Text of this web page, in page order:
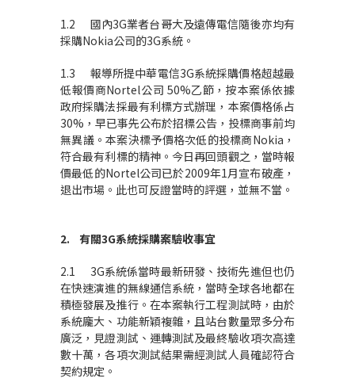
1.2 國內3G業者台哥大及遠傳電信隨後亦均有
採購Nokia公司的3G系統。
1.3 報導所提中華電信3G系統採購價格超越最
低報價商Nortel公司 50%乙節，按本案係依據
政府採購法採最有利標方式辦理，本案價格係占
30%，早已事先公布於招標公告，投標商事前均
無異議。本案決標予價格次低的投標商Nokia，
符合最有利標的精神。今日再回頭觀之，當時報
價最低的Nortel公司已於2009年1月宣布破產，
退出市場。此也可反證當時的評選，並無不當。
2. 有關3G系統採購案驗收事宜
2.1 3G系統係當時最新研發、技術先進但也仍
在快速演進的無線通信系統，當時全球各地都在
積極發展及推行。在本案執行工程測試時，由於
系統龐大、功能新穎複雜，且站台數量眾多分布
廣泛，見證測試、運轉測試及最終驗收項次高達
數十萬，各項次測試結果需經測試人員確認符合
契約規定。